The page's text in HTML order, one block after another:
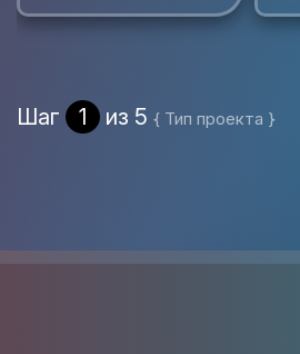
Шаг 1 из 5 { Тип проекта }